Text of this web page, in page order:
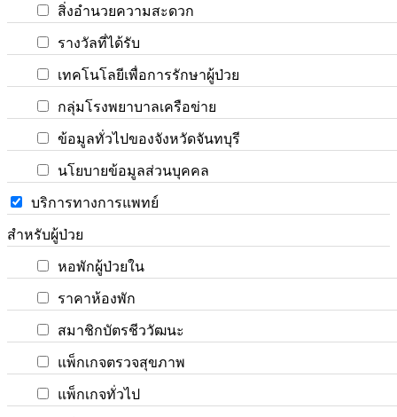
สิ่งอำนวยความสะดวก
รางวัลที่ได้รับ
เทคโนโลยีเพื่อการรักษาผู้ป่วย
กลุ่มโรงพยาบาลเครือข่าย
ข้อมูลทั่วไปของจังหวัดจันทบุรี
นโยบายข้อมูลส่วนบุคคล
บริการทางการแพทย์
สำหรับผู้ป่วย
หอพักผู้ป่วยใน
ราคาห้องพัก
สมาชิกบัตรชีววัฒนะ
แพ็กเกจตรวจสุขภาพ
แพ็กเกจทั่วไป